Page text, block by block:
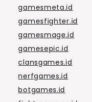
gamesmeta.id
gamesfighter.id
gamesmage.id
gamesepic.id
clansgames.id
nerfgames.id
botgames.id